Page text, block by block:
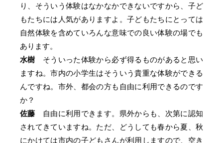
り、そういう体験はなかなかできないですから、子ど
もたちには人気がありますよ。子どもたちにとっては
自然体験を含めていろんな意味での良い体験の場でも
あります。
水樹そういった体験から必ず得るものがあると思い
ますね。市内の小学生はそういう貴重な体験ができる
んですね。市外、都会の方も自由に利用できるのです
か？
佐藤 自由に利用できます。県外からも、次第に認知
されてきていますね。ただ、どうしても春から夏、秋
にかけては市内の子どもさんが利用しますので、空き